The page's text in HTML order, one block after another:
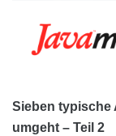
Sieben typische
umgeht – Teil 2